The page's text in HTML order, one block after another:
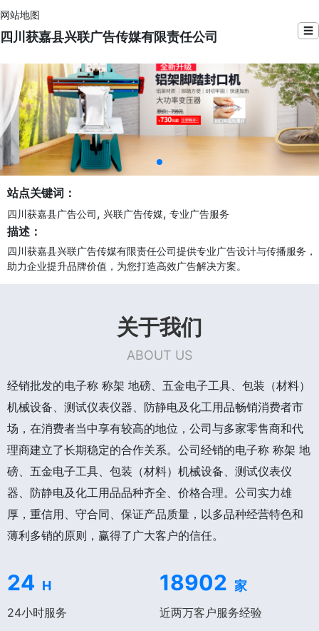
网站地图
四川获嘉县兴联广告传媒有限责任公司 ☰
站点关键词：
四川获嘉县广告公司, 兴联广告传媒, 专业广告服务
描述：
四川获嘉县兴联广告传媒有限责任公司提供专业广告设计与传播服务，
助力企业提升品牌价值，为您打造高效广告解决方案。
关于我们
ABOUT US
经销批发的电子称 称架 地磅、五金电子工具、包装（材料）
机械设备、测试仪表仪器、防静电及化工用品畅销消费者市
场，在消费者当中享有较高的地位，公司与多家零售商和代
理商建立了长期稳定的合作关系。公司经销的电子称 称架 地
磅、五金电子工具、包装（材料）机械设备、测试仪表仪
器、防静电及化工用品品种齐全、价格合理。公司实力雄
厚，重信用、守合同、保证产品质量，以多品种经营特色和
薄利多销的原则，赢得了广大客户的信任。
24 H
24小时服务
18902 家
近两万客户服务经验